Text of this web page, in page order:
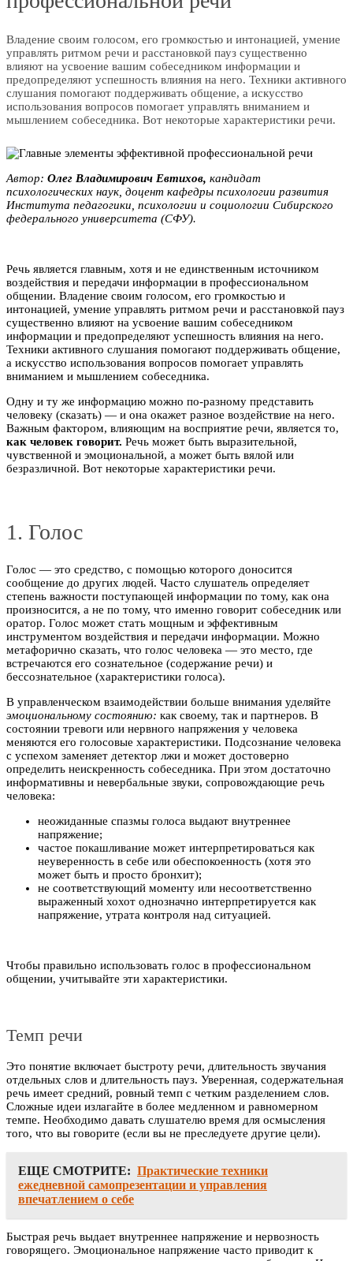
Владение своим голосом, его громкостью и интонацией, умение
управлять ритмом речи и расстановкой пауз существенно
влияют на усвоение вашим собеседником информации и
предопределяют успешность влияния на него. Техники активного
слушания помогают поддерживать общение, а искусство
использования вопросов помогает управлять вниманием и
мышлением собеседника. Вот некоторые характеристики речи.
Автор: Олег Владимирович Евтихов, кандидат
психологических наук, доцент кафедры психологии развития
Института педагогики, психологии и социологии Сибирского
федерального университета (СФУ).
Речь является главным, хотя и не единственным источником
воздействия и передачи информации в профессиональном
общении. Владение своим голосом, его громкостью и
интонацией, умение управлять ритмом речи и расстановкой пауз
существенно влияют на усвоение вашим собеседником
информации и предопределяют успешность влияния на него.
Техники активного слушания помогают поддерживать общение,
а искусство использования вопросов помогает управлять
вниманием и мышлением собеседника.
Одну и ту же информацию можно по-разному представить
человеку (сказать) — и она окажет разное воздействие на него.
Важным фактором, влияющим на восприятие речи, является то,
как человек говорит. Речь может быть выразительной,
чувственной и эмоциональной, а может быть вялой или
безразличной. Вот некоторые характеристики речи.
1. Голос
Голос — это средство, с помощью которого доносится
сообщение до других людей. Часто слушатель определяет
степень важности поступающей информации по тому, как она
произносится, а не по тому, что именно говорит собеседник или
оратор. Голос может стать мощным и эффективным
инструментом воздействия и передачи информации. Можно
метафорично сказать, что голос человека — это место, где
встречаются его сознательное (содержание речи) и
бессознательное (характеристики голоса).
В управленческом взаимодействии больше внимания уделяйте
эмоциональному состоянию: как своему, так и партнеров. В
состоянии тревоги или нервного напряжения у человека
меняются его голосовые характеристики. Подсознание человека
с успехом заменяет детектор лжи и может достоверно
определить неискренность собеседника. При этом достаточно
информативны и невербальные звуки, сопровождающие речь
человека:
неожиданные спазмы голоса выдают внутреннее
напряжение;
частое покашливание может интерпретироваться как
неуверенность в себе или обеспокоенность (хотя это
может быть и просто бронхит);
не соответствующий моменту или несоответственно
выраженный хохот однозначно интерпретируется как
напряжение, утрата контроля над ситуацией.
Чтобы правильно использовать голос в профессиональном
общении, учитывайте эти характеристики.
Темп речи
Это понятие включает быстроту речи, длительность звучания
отдельных слов и длительность пауз. Уверенная, содержательная
речь имеет средний, ровный темп с четким разделением слов.
Сложные идеи излагайте в более медленном и равномерном
темпе. Необходимо давать слушателю время для осмысления
того, что вы говорите (если вы не преследуете другие цели).
ЕЩЕ СМОТРИТЕ: Практические техники
ежедневной самопрезентации и управления
впечатлением о себе
Быстрая речь выдает внутреннее напряжение и нервозность
говорящего. Эмоциональное напряжение часто приводит к